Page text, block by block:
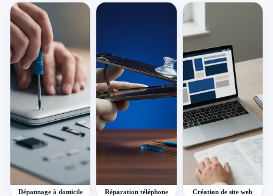
Dépannage à domicile Réparation téléphone Création de site web